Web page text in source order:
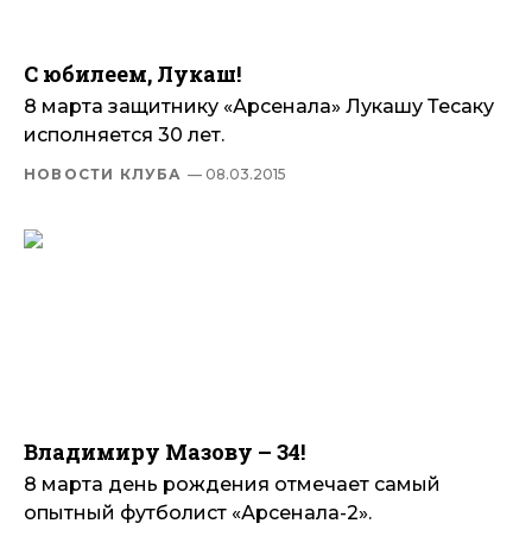
С юбилеем, Лукаш!
8 марта защитнику «Арсенала» Лукашу Тесаку
исполняется 30 лет.
НОВОСТИ КЛУБА — 08.03.2015
Владимиру Мазову – 34!
8 марта день рождения отмечает самый
опытный футболист «Арсенала-2».